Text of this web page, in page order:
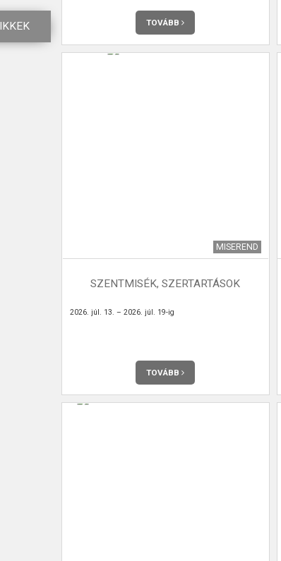
TOVÁBB
MISEREND
SZENTMISÉK, SZERTARTÁSOK
2026. júl. 13. – 2026. júl. 19-ig
TOVÁBB